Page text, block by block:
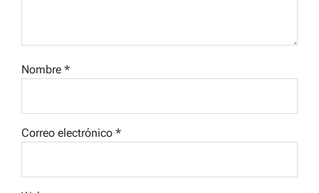
Nombre *
Correo electrónico *